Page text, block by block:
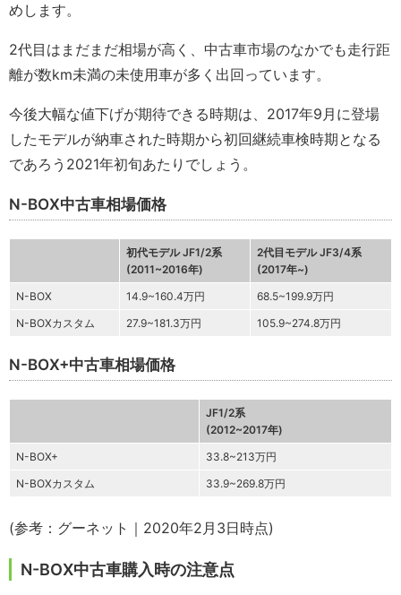
めします。
2代目はまだまだ相場が高く、中古車市場のなかでも走行距
離が数km未満の未使用車が多く出回っています。
今後大幅な値下げが期待できる時期は、2017年9月に登場
したモデルが納車された時期から初回継続車検時期となる
であろう2021年初旬あたりでしょう。
N-BOX中古車相場価格
初代モデル JF1/2系
(2011~2016年)
2代目モデル JF3/4系
(2017年~)
N-BOX
14.9~160.4万円
68.5~199.9万円
N-BOXカスタム
27.9~181.3万円 105.9~274.8万円
N-BOX+中古車相場価格
JF1/2系
(2012~2017年)
N-BOX+
33.8~213万円
N-BOXカスタム
33.9~269.8万円
(参考：グーネット｜2020年2月3日時点)
N-BOX中古車購入時の注意点